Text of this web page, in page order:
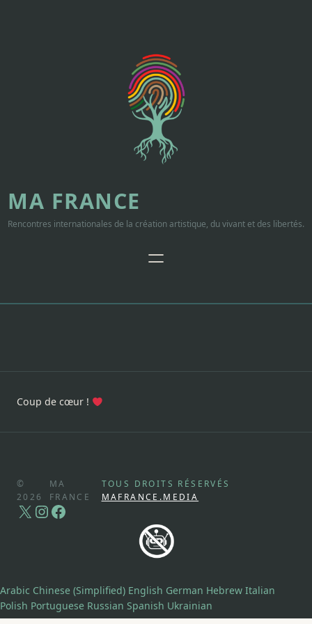
MA FRANCE
Rencontres internationales de la création artistique, du vivant et des libertés.
Coup de cœur !
©
2026
MA
FRANCE
TOUS DROITS RÉSERVÉS
MAFRANCE.MEDIA
X Instagram
Facebook
Arabic Chinese (Simplified) English German Hebrew Italian
Polish Portuguese Russian Spanish Ukrainian